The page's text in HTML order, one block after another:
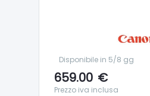
Disponibile in 5/8 gg
659.00 €
Prezzo iva inclusa